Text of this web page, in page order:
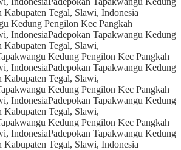
Kabupaten Tegal, Slawi, Indonesia
Kedung Pengilon Kec Pangkah
IndonesiaPadepokan Tapakwangu Kedung
Kabupaten Tegal, Slawi,
Kedung Pengilon Kec Pangkah
IndonesiaPadepokan Tapakwangu Kedung
Kabupaten Tegal, Slawi,
Kedung Pengilon Kec Pangkah
IndonesiaPadepokan Tapakwangu Kedung
Kabupaten Tegal, Slawi,
Kedung Pengilon Kec Pangkah
IndonesiaPadepokan Tapakwangu Kedung
Kabupaten Tegal, Slawi, Indonesia